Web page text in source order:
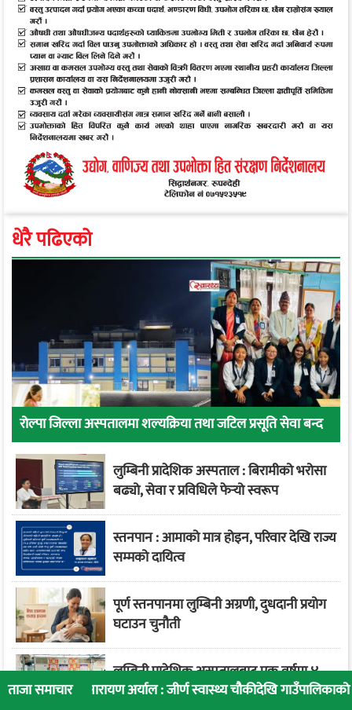
ताजा समाचार
अर्याल : जीर्ण स्वास्थ्य चौकीदेखि गाउँपालिकाको स्वास्थ्य
धेरै पढिएको
रोल्पा जिल्ला अस्पतालमा शल्यक्रिया तथा जटिल प्रसूति सेवा बन्द
लुम्बिनी प्रादेशिक अस्पताल : बिरामीको भरोसा
बढ्यो, सेवा र प्रविधिले फेर्‍यो स्वरूप
स्तनपान : आमाको मात्र होइन, परिवार देखि राज्य
सम्मको दायित्व
पूर्ण स्तनपानमा लुम्बिनी अग्रणी, दुधदानी प्रयोग
घटाउन चुनौती
लुम्बिनी प्रादेशिक अस्पतालबाट एक वर्षमा ४
लाख २० हजार बिरामीले लिए सेवा